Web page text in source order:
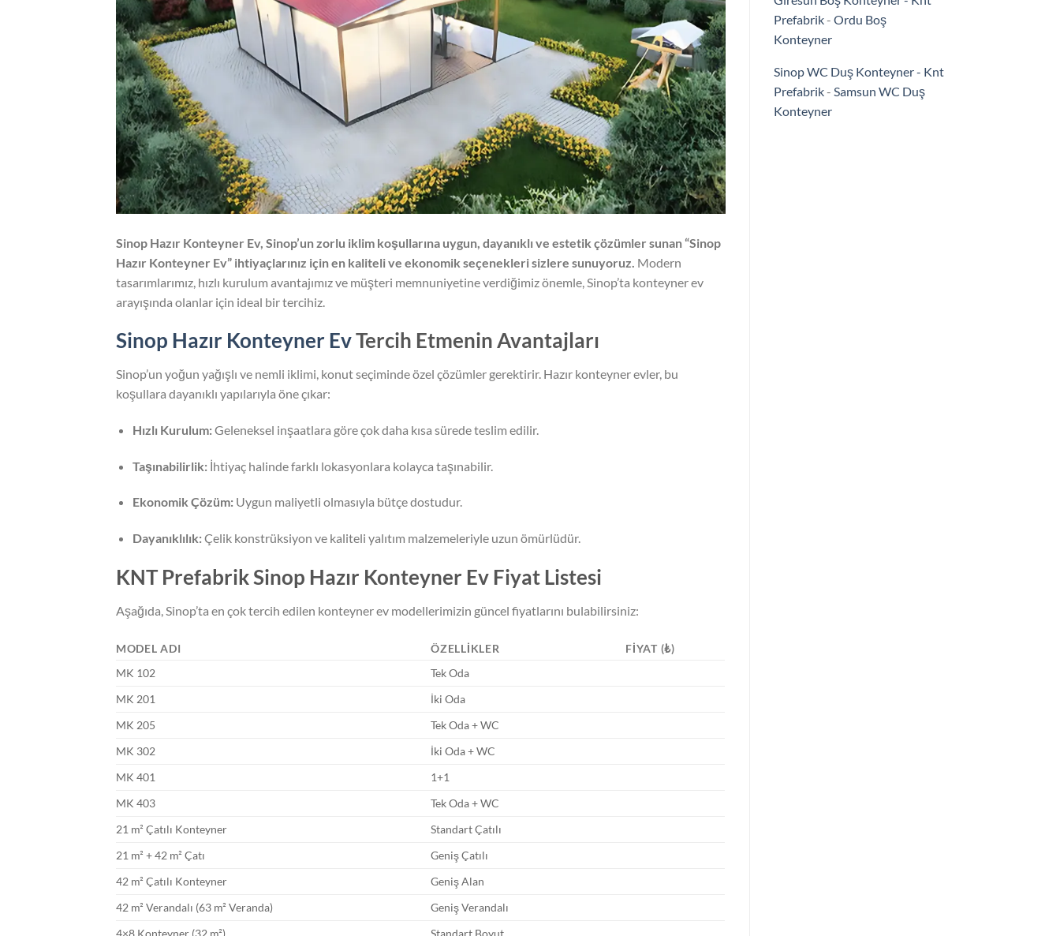
Sinop Hazır Konteyner Ev, Sinop’un zorlu iklim koşullarına uygun, dayanıklı ve estetik çözümler sunan “Sinop
Hazır Konteyner Ev” ihtiyaçlarınız için en kaliteli ve ekonomik seçenekleri sizlere sunuyoruz. Modern
tasarımlarımız, hızlı kurulum avantajımız ve müşteri memnuniyetine verdiğimiz önemle, Sinop’ta konteyner ev
arayışında olanlar için ideal bir tercihiz.
Sinop Hazır Konteyner EvTercih Etmenin Avantajları
Sinop’un yoğun yağışlı ve nemli iklimi, konut seçiminde özel çözümler gerektirir. Hazır konteyner evler, bu
koşullara dayanıklı yapılarıyla öne çıkar:
Hızlı Kurulum:Geleneksel inşaatlara göre çok daha kısa sürede teslim edilir.
Taşınabilirlik: İhtiyaç halinde farklı lokasyonlara kolayca taşınabilir.
Ekonomik Çözüm: Uygun maliyetli olmasıyla bütçe dostudur.
Dayanıklılık:Çelik konstrüksiyon ve kaliteli yalıtım malzemeleriyle uzun ömürlüdür.
KNT Prefabrik Sinop Hazır Konteyner Ev Fiyat Listesi
Aşağıda, Sinop’ta en çok tercih edilen konteyner ev modellerimizin güncel fiyatlarını bulabilirsiniz:
MODEL ADI ÖZELLIKLER
FIYAT (₺)
MK 102
Tek Oda
MK 201
İki Oda
MK 205
Tek Oda + WC
MK 302
İki Oda + WC
MK 401
1+1
MK 403
Tek Oda + WC
21 m² Çatılı Konteyner
Standart Çatılı
21 m² + 42 m² Çatı
Geniş Çatılı
42 m² Çatılı Konteyner
Geniş Alan
42 m² Verandalı (63 m² Veranda)
Geniş Verandalı
4×8 Konteyner (32 m²)
Standart Boyut
Prefabrik- Ordu Boş
Konteyner
Sinop WC Duş Konteyner - Knt
Prefabrik- Samsun WC Duş
Konteyner